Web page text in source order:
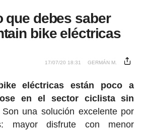
que debes saber
bike eléctricas
17/07/20 18:31 GERMÁN M.
eléctricas están poco a
en el sector ciclista sin
Son una solución excelente por
mayor disfrute con menor